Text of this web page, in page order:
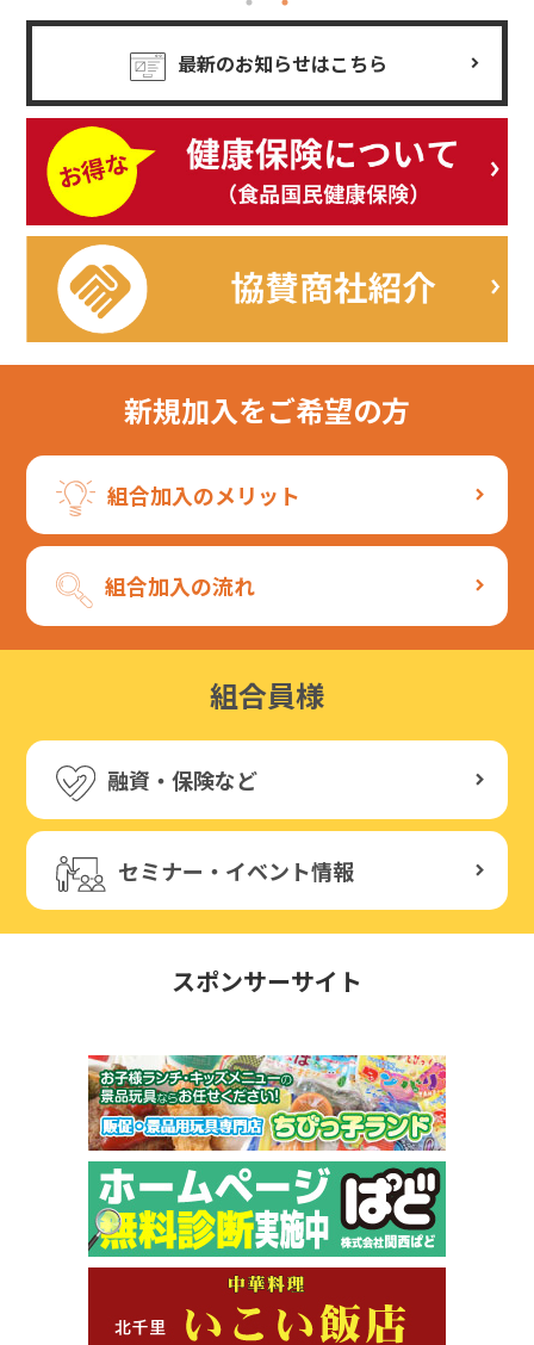
最新のお知らせはこちら
新規加入をご希望の方
組合加入のメリット
組合加入の流れ
組合員様
融資・保険など
セミナー・イベント情報
スポンサーサイト